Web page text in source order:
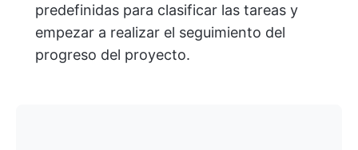
predefinidas para clasificar las tareas y
empezar a realizar el seguimiento del
progreso del proyecto.